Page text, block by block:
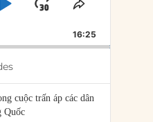
PLAYJUMP
FORWARD
SHARE
EPISODE
16:25
cuộc trấn áp các dân
Quốc